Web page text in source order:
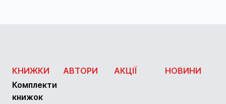
КНИЖКИ
Комплекти
книжок
АВТОРИ АКЦІЇ НОВИНИ